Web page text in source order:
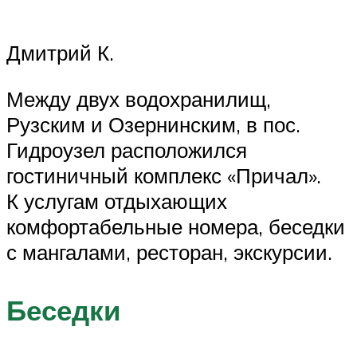
Дмитрий К.
Между двух водохранилищ,
Рузским и Озернинским, в пос.
Гидроузел расположился
гостиничный комплекс «Причал».
К услугам отдыхающих
комфортабельные номера, беседки
с мангалами, ресторан, экскурсии.
Беседки